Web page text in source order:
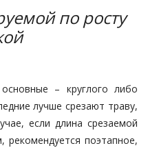
по росту
– круглого либо
лучше срезают траву,
если длина срезаемой
рекомендуется поэтапное,